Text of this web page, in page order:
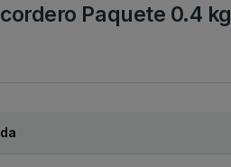
Paquete 0.4 kg